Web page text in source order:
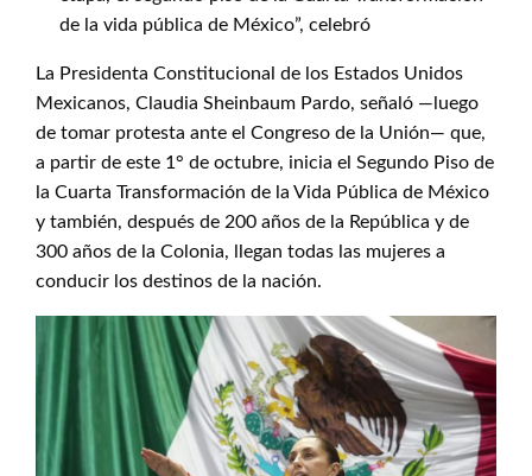
de la vida pública de México”, celebró
La Presidenta Constitucional de los Estados Unidos
Mexicanos, Claudia Sheinbaum Pardo, señaló —luego
de tomar protesta ante el Congreso de la Unión— que,
a partir de este 1° de octubre, inicia el Segundo Piso de
la Cuarta Transformación de la Vida Pública de México
y también, después de 200 años de la República y de
300 años de la Colonia, llegan todas las mujeres a
conducir los destinos de la nación.